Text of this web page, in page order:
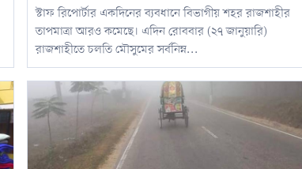
স্টাফ রিপোর্টার একদিনের ব্যবধানে বিভাগীয় শহর রাজশাহীর
তাপমাত্রা আরও কমেছে। এদিন রোববার (২৭ জানুয়ারি)
রাজশাহীতে চলতি মৌসুমের সর্বনিম্ন...